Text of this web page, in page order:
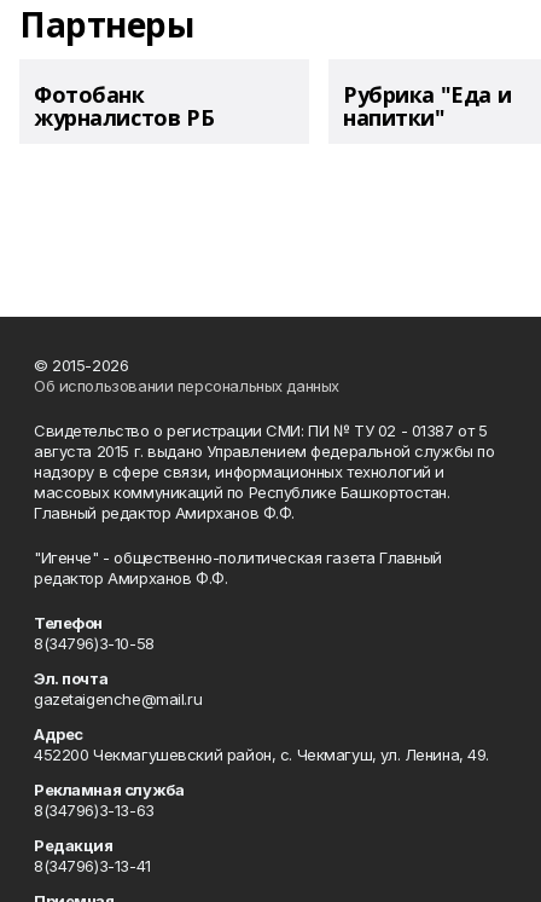
Партнеры
Фотобанк
журналистов РБ
Рубрика "Еда и
напитки"
© 2015-2026
Об использовании персональных данных
Свидетельство о регистрации СМИ: ПИ № ТУ 02 - 01387 от 5
августа 2015 г. выдано Управлением федеральной службы по
надзору в сфере связи, информационных технологий и
массовых коммуникаций по Республике Башкортостан.
Главный редактор Амирханов Ф.Ф.
"Игенче" - общественно-политическая газета Главный
редактор Амирханов Ф.Ф.
Телефон
8(34796)3-10-58
Эл. почта
gazetaigenche@mail.ru
Адрес
452200 Чекмагушевский район, с. Чекмагуш, ул. Ленина, 49.
Рекламная служба
8(34796)3-13-63
Редакция
8(34796)3-13-41